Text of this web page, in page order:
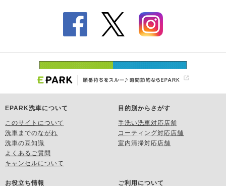
EPARK洗車について
このサイトについて
洗車までのながれ
洗車の豆知識
よくあるご質問
キャンセルについて
目的別からさがす
手洗い洗車対応店舗
コーティング対応店舗
室内清掃対応店舗
お役立ち情報 ご利用について